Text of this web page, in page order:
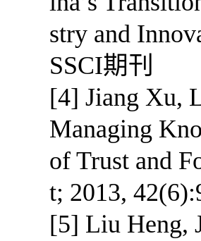
stry and
SSCI期刊
[4] Jiang Xu,
Managing
of Trust and
t; 2013,
[5] Liu Heng,